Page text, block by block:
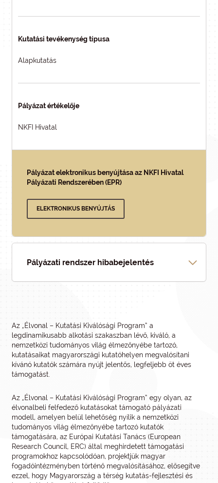
Kutatási tevékenység típusa
Alapkutatás
Pályázat értékelője
NKFI Hivatal
Pályázat elektronikus benyújtása az NKFI Hivatal
Pályázati Rendszerében (EPR)
ELEKTRONIKUS BENYÚJTÁS
Pályázati rendszer hibabejelentés
Az „Élvonal – Kutatási Kiválósági Program” a
legdinamikusabb alkotási szakaszban lévő, kiváló, a
nemzetközi tudományos világ élmezőnyébe tartozó,
kutatásaikat magyarországi kutatóhelyen megvalósítani
kívánó kutatók számára nyújt jelentős, legfeljebb öt éves
támogatást.
Az „Élvonal – Kutatási Kiválósági Program” egy olyan, az
élvonalbeli felfedező kutatásokat támogató pályázati
modell, amelyen belül lehetőség nyílik a nemzetközi
tudományos világ élmezőnyébe tartozó kutatók
támogatására, az Európai Kutatási Tanács (European
Research Council, ERC) által meghirdetett támogatási
programokhoz kapcsolódóan, projektjük magyar
fogadóintézményben történő megvalósításához, elősegítve
ezzel, hogy Magyarország a térség kutatás-fejlesztési és